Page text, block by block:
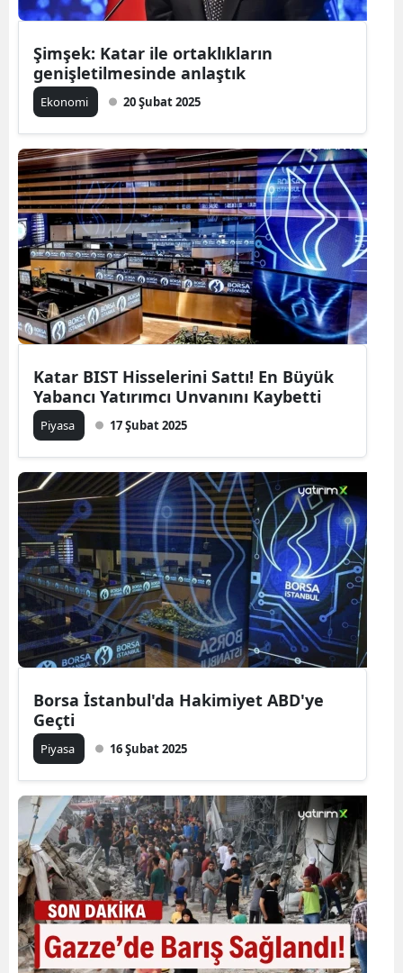
Şimşek: Katar ile ortaklıkların
genişletilmesinde anlaştık
Ekonomi 20 Şubat 2025
Katar BIST Hisselerini Sattı! En Büyük
Yabancı Yatırımcı Unvanını Kaybetti
Piyasa 17 Şubat 2025
Borsa İstanbul'da Hakimiyet ABD'ye
Geçti
Piyasa 16 Şubat 2025